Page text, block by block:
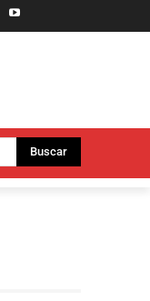
Buscar